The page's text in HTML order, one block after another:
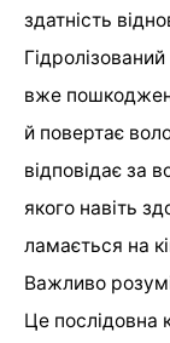
здатність
вже
й повертає
відповідає за
якого навіть
ламається на
Важливо
Це послідовна